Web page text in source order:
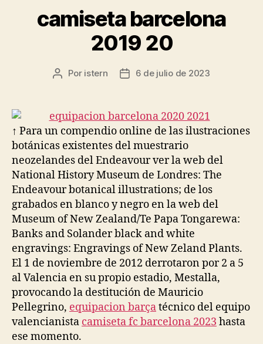
camiseta barcelona
2019 20
Autor
entrada
Por istern
Fecha
entrada
6 de julio de 2023
↑ Para un compendio online de las ilustraciones
botánicas existentes del muestrario
neozelandes del Endeavour ver la web del
National History Museum de Londres: The
Endeavour botanical illustrations; de los
grabados en blanco y negro en la web del
Museum of New Zealand/Te Papa Tongarewa:
Banks and Solander black and white
engravings: Engravings of New Zeland Plants.
El 1 de noviembre de 2012 derrotaron por 2 a 5
al Valencia en su propio estadio, Mestalla,
provocando la destitución de Mauricio
Pellegrino, equipacion barçatécnico del equipo
valencianista camiseta fc barcelona 2023 hasta
ese momento.